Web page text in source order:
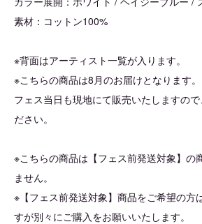
素材：コットン100%
※背面はアーティスト一覧が入ります。
※こちらの商品は8月のお届けとなります。
フェス当日も現地にて販売いたしますの
ださい。
※こちらの商品は【フェス前発送対象】の
ません。
※【フェス前発送対象】商品をご希望の方
すが別々にご購入をお願いいたします。